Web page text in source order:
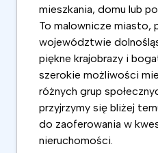
mieszkania, domu lub
To malownicze miasto,
województwie
piękne krajobrazy i
szerokie możliwości
różnych grup
przyjrzymy się bliżej
do zaoferowania w
nieruchomości.